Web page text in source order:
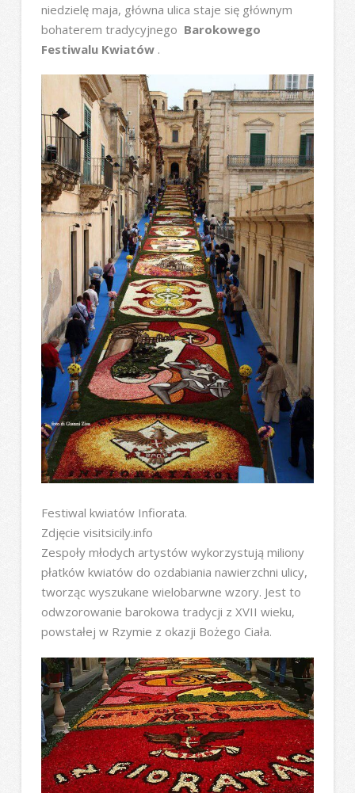
niedzielę maja, główna ulica staje się głównym
bohaterem tradycyjnego Barokowego
Festiwalu Kwiatów.
Festiwal kwiatów Infiorata.
Zdjęcie visitsicily.info
Zespoły młodych artystów wykorzystują miliony
płatków kwiatów do ozdabiania nawierzchni ulicy,
tworząc wyszukane wielobarwne wzory. Jest to
odwzorowanie barokowa tradycji z XVII wieku,
powstałej w Rzymie z okazji Bożego Ciała.